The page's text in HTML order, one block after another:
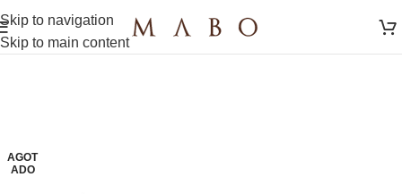
Skip to navigation
Skip to main content
AGOT
ADO